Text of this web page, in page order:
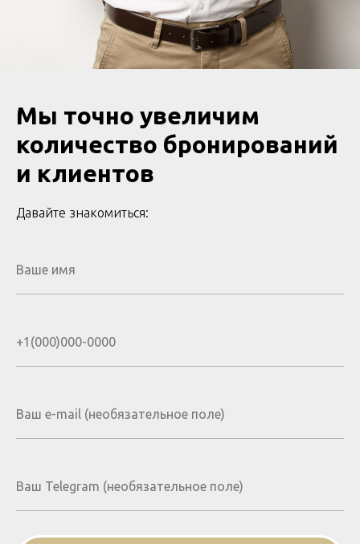
Мы точно увеличим
количество бронирований
и клиентов
Давайте знакомиться: